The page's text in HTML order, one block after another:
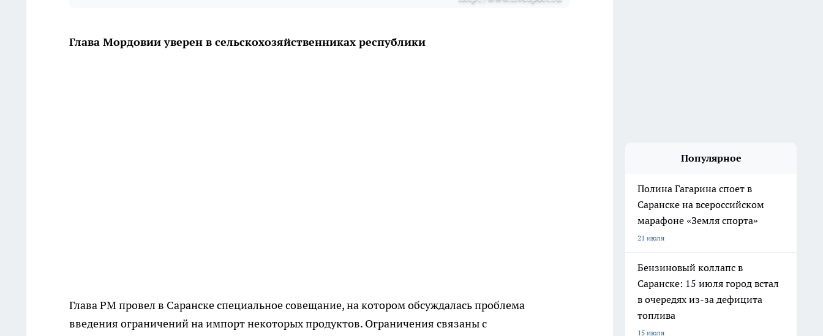
Глава Мордовии уверен в сельскохозяйственниках республики
Глава РМ провел в Саранске специальное совещание, на котором обсуждалась проблема
введения ограничений на импорт некоторых продуктов. Ограничения связаны с
Популярное
Полина Гагарина споет в
Саранске на всероссийском
марафоне «Земля спорта»
21 июля
Бензиновый коллапс в
Саранске: 15 июля город встал
в очередях из-за дефицита
топлива
15 июля